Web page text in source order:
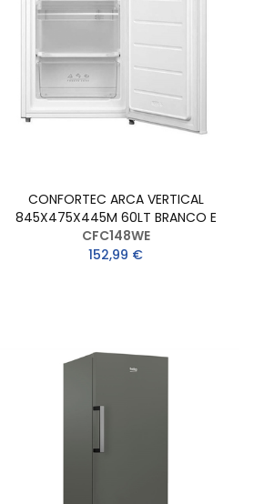
CONFORTEC ARCA VERTICAL
845X475X445M 60LT BRANCO E
CFC148WE
152,99 €